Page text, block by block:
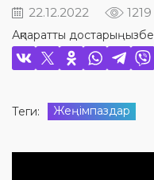
22.12.2022 1219
Ақпаратты
Теги: Жеңімпаздар